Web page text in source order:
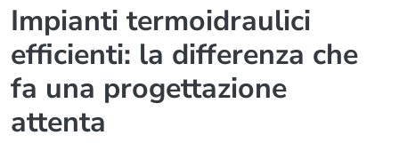
Impianti termoidraulici
efficienti: la differenza che
fa una progettazione
attenta